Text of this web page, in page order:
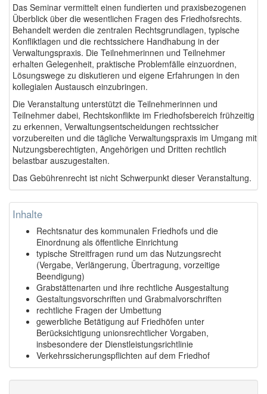
Das Seminar vermittelt einen fundierten und praxisbezogenen
Überblick über die wesentlichen Fragen des Friedhofsrechts.
Behandelt werden die zentralen Rechtsgrundlagen, typische
Konfliktlagen und die rechtssichere Handhabung in der
Verwaltungspraxis. Die Teilnehmerinnen und Teilnehmer
erhalten Gelegenheit, praktische Problemfälle einzuordnen,
Lösungswege zu diskutieren und eigene Erfahrungen in den
kollegialen Austausch einzubringen.
Die Veranstaltung unterstützt die Teilnehmerinnen und
Teilnehmer dabei, Rechtskonflikte im Friedhofsbereich frühzeitig
zu erkennen, Verwaltungsentscheidungen rechtssicher
vorzubereiten und die tägliche Verwaltungspraxis im Umgang mit
Nutzungsberechtigten, Angehörigen und Dritten rechtlich
belastbar auszugestalten.
Das Gebührenrecht ist nicht Schwerpunkt dieser Veranstaltung.
Inhalte
Rechtsnatur des kommunalen Friedhofs und die
Einordnung als öffentliche Einrichtung
typische Streitfragen rund um das Nutzungsrecht
(Vergabe, Verlängerung, Übertragung, vorzeitige
Beendigung)
Grabstättenarten und ihre rechtliche Ausgestaltung
Gestaltungsvorschriften und Grabmalvorschriften
rechtliche Fragen der Umbettung
gewerbliche Betätigung auf Friedhöfen unter
Berücksichtigung unionsrechtlicher Vorgaben,
insbesondere der Dienstleistungsrichtlinie
Verkehrssicherungspflichten auf dem Friedhof